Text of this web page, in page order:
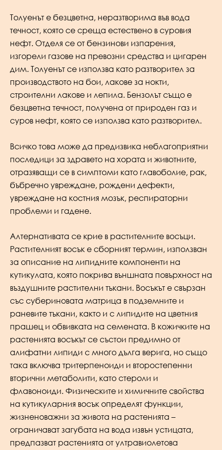
Толуенът е безцветна, неразтворима във вода
течност, която се среща естествено в суровия
нефт. Отделя се от бензинови изпарения,
изгорели газове на превозни средства и цигарен
дим. Толуенът се използва като разтворител за
производството на бои, лакове за нокти,
строителни лакове и лепила. Бензолът също е
безцветна течност, получена от природен газ и
суров нефт, която се използва като разтворител.
Всичко това може да предизвика неблагоприятни
последици за здравето на хората и животните,
отразяващи се в симптоми като главоболие, рак,
бъбречно увреждане, рождени дефекти,
увреждане на костния мозък, респираторни
проблеми и гадене.
Алтернативата се крие в растителните восъци.
Растителният восък е сборният термин, използван
за описание на липидните компоненти на
кутикулата, която покрива външната повърхност на
въздушните растителни тъкани. Восъкът е свързан
със субериновата матрица в подземните и
раневите тъкани, както и с липидите на цветния
прашец и обвивката на семената. В кожичките на
растенията восъкът се състои предимно от
алифатни липиди с много дълга верига, но също
така включва тритерпеноиди и второстепенни
вторични метаболити, като стероли и
флавоноиди. Физическите и химичните свойства
на кутикуларния восък определят функции,
жизненоважни за живота на растенията –
ограничават загубата на вода извън устицата,
предпазват растенията от ултравиолетова